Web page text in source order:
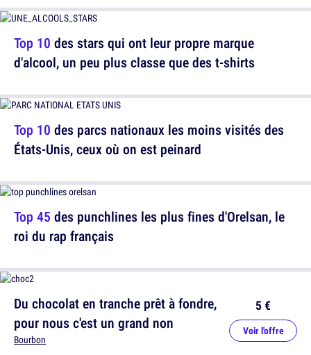
Top 10 des parcs nationaux les moins visités des
États-Unis, ceux où on est peinard
Du chocolat en tranche prêt à fondre,
pour nous c'est un grand non
Bourbon
5 €
Voir l'offre
Top 10 des stars qui ont leur propre marque
d'alcool, un peu plus classe que des t-shirts
Top 45 des punchlines les plus fines d'Orelsan, le
roi du rap français